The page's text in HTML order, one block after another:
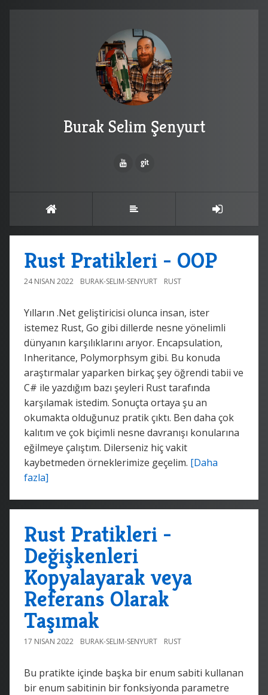
Burak Selim Şenyurt
Rust Pratikleri - OOP
24 NISAN 2022 BURAK-SELIM-SENYURT RUST
Yılların .Net geliştiricisi olunca insan, ister
istemez Rust, Go gibi dillerde nesne yönelimli
dünyanın karşılıklarını arıyor. Encapsulation,
Inheritance, Polymorphsym gibi. Bu konuda
araştırmalar yaparken birkaç şey öğrendi tabii ve
C# ile yazdığım bazı şeyleri Rust tarafında
karşılamak istedim. Sonuçta ortaya şu an
okumakta olduğunuz pratik çıktı. Ben daha çok
kalıtım ve çok biçimli nesne davranışı konularına
eğilmeye çalıştım. Dilerseniz hiç vakit
kaybetmeden örneklerimize geçelim. [Daha
fazla]
Rust Pratikleri -
Değişkenleri
Kopyalayarak veya
Referans Olarak
Taşımak
17 NISAN 2022 BURAK-SELIM-SENYURT RUST
Bu pratikte içinde başka bir enum sabiti kullanan
bir enum sabitinin bir fonksiyonda parametre